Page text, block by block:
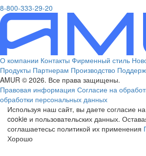
8-800-333-29-20
О компании Контакты Фирменный стиль
Продукты Партнерам Производство
AMUR © 2026. Все права защищены.
Правовая информация Согласие на
обработки персональных данных
Используя наш сайт, вы даете согласие
cookie и пользовательских данных.
соглашаетесьс политикой их применения
Хорошо